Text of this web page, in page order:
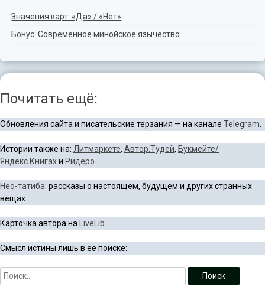
Значения карт: «Да» / «Нет»
Бонус: Современное минойское язычество
Почитать ещё:
Обновления сайта и писательские терзания — на канале Telegram
Истории также на: Литмаркете, Автор.Тудей, Букмейте/
Яндекс.Книгахи Ридеро
Нео-татиба: рассказы о настоящем, будущем и других странных
вещах.
Карточка автора на LiveLib
Смысл истины лишь в её поиске: